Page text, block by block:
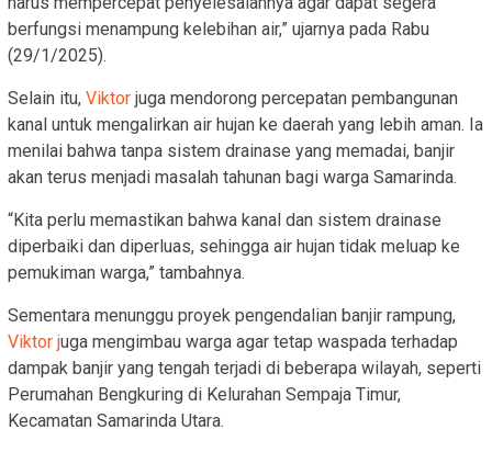
berfungsi menampung kelebihan air,” ujarnya pada Rabu
(29/1/2025).
Selain itu, Viktor juga mendorong percepatan pembangunan
kanal untuk mengalirkan air hujan ke daerah yang lebih aman. Ia
menilai bahwa tanpa sistem drainase yang memadai, banjir
akan terus menjadi masalah tahunan bagi warga Samarinda.
“Kita perlu memastikan bahwa kanal dan sistem drainase
diperbaiki dan diperluas, sehingga air hujan tidak meluap ke
pemukiman warga,” tambahnya.
Sementara menunggu proyek pengendalian banjir rampung,
Viktor juga mengimbau warga agar tetap waspada terhadap
dampak banjir yang tengah terjadi di beberapa wilayah, seperti
Perumahan Bengkuring di Kelurahan Sempaja Timur,
Kecamatan Samarinda Utara.